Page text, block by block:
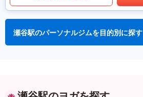
瀬谷駅のパーソナルジムを目的別に探す